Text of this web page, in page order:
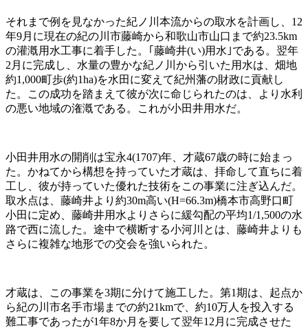
それまで例を見なかった紀ノ川本流からの取水を計画し、12
年9月に現在の紀の川市藤崎から和歌山市山口まで約23.5km
の灌漑用水工事に着手した。｢藤崎井(い)用水｣である。翌年
2月に完成し、水量の豊かな紀ノ川から引いた用水は、畑地
約1,000町歩(約1ha)を水田に変えて紀州藩の財政に貢献し
た。この成功を踏まえて彼が次に命じられたのは、より水利
の悪い地域の潅漑である。これが小田井用水だ。
小田井用水の開削は宝永4(1707)年、才蔵67歳の時に始まっ
た。かねてから構想を持っていた才蔵は、拝命して直ちに着
工し、彼が持っていた優れた技術をこの事業に注ぎ込んだ。
取水点は、藤崎井より約30m高い(H=66.3m)橋本市高野口町
小田に定め、藤崎井用水よりさらに緩勾配の平均1/1,500の水
路で西に流した。途中で横断する小河川とは、藤崎井よりも
さらに複雑な地形での交会を強いられた。
才蔵は、この事業を3期に分けて施工した。第1期は、起点か
ら紀の川市名手市場までの約21kmで、約10万人を投入する
難工事であったが1年8か月を要して翌年12月に完成させた